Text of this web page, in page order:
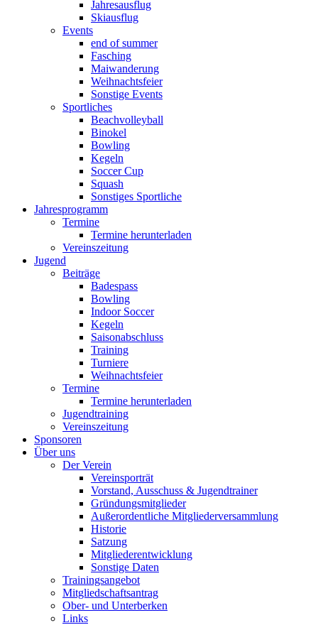
Jahresausflug
Skiausflug
Events
end of summer
Fasching
Maiwanderung
Weihnachtsfeier
Sonstige Events
Sportliches
Beachvolleyball
Binokel
Bowling
Kegeln
Soccer Cup
Squash
Sonstiges Sportliche
Jahresprogramm
Termine
Termine herunterladen
Vereinszeitung
Jugend
Beiträge
Badespass
Bowling
Indoor Soccer
Kegeln
Saisonabschluss
Training
Turniere
Weihnachtsfeier
Termine
Termine herunterladen
Jugendtraining
Vereinszeitung
Sponsoren
Über uns
Der Verein
Vereinsporträt
Vorstand, Ausschuss & Jugendtrainer
Gründungsmitglieder
Außerordentliche Mitgliederversammlung
Historie
Satzung
Mitgliederentwicklung
Sonstige Daten
Trainingsangebot
Mitgliedschaftsantrag
Ober- und Unterberken
Links